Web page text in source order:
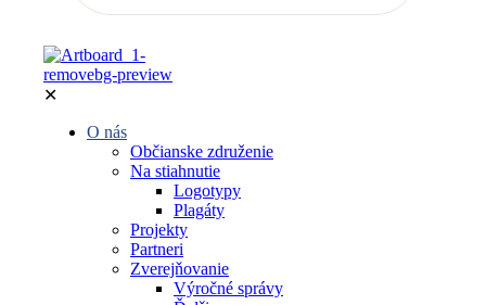
✕
O nás
Občianske združenie
Na stiahnutie
Logotypy
Plagáty
Projekty
Partneri
Zverejňovanie
Výročné správy